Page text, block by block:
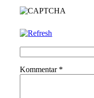
Kommentar *